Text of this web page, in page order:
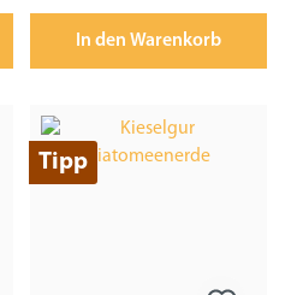
In den Warenkorb
Tipp